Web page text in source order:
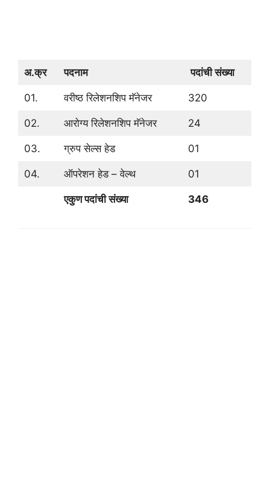
अ.क्र पदनाम पदांची संख्या
01. वरीष्ठ रिलेशनशिप मॅनेजर 320
02. आरोग्य रिलेशनशिप मॅनेजर 24
03. ग्रुप सेल्स हेड 01
04. ऑपरेशन हेड – वेल्थ 01
एकुण पदांची संख्या 346